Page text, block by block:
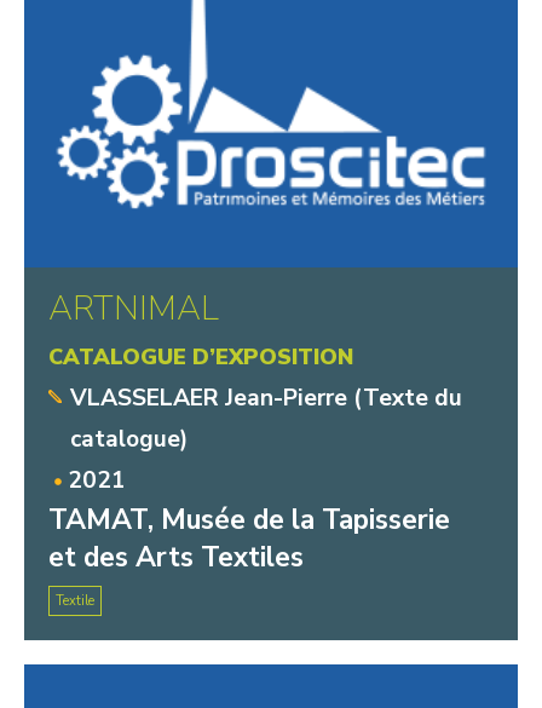
ARTNIMAL
CATALOGUE D’EXPOSITION
VLASSELAER Jean-Pierre (Texte du
catalogue)
2021
TAMAT, Musée de la Tapisserie
et des Arts Textiles
Textile